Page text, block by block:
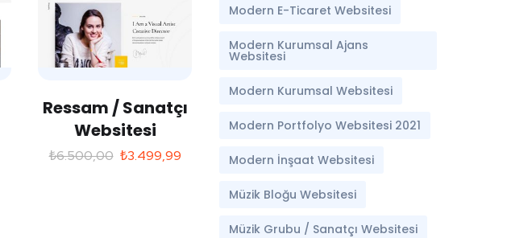
Ressam / Sanatçı
Websitesi
₺6.500,00 ₺3.499,99
Modern E-Ticaret Websitesi
Modern Kurumsal Ajans
Websitesi
Modern Kurumsal Websitesi
Modern Portfolyo Websitesi 2021
Modern İnşaat Websitesi
Müzik Bloğu Websitesi
Müzik Grubu / Sanatçı Websitesi